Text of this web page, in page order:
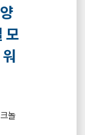
모
놀